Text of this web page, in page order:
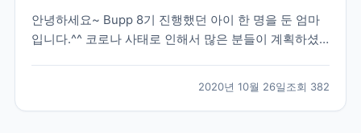
안녕하세요~ Bupp 8기 진행했던 아이 한 명을 둔 엄마
입니다.^^ 코로나 사태로 인해서 많은 분들이 계획하셨
이 될까 해서 늦게나마 작성해봅니다.*^^* 저희 아이는
한국에서 고3 수능까지 응시한 후 재수를 결정했던...
2020년 10월 26일조회 382